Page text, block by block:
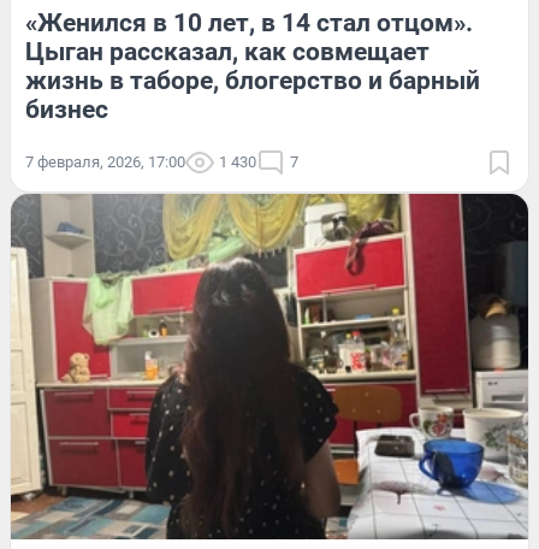
«Женился в 10 лет, в 14 стал отцом».
Цыган рассказал, как совмещает
жизнь в таборе, блогерство и барный
бизнес
7 февраля, 2026, 17:00 1 430 7